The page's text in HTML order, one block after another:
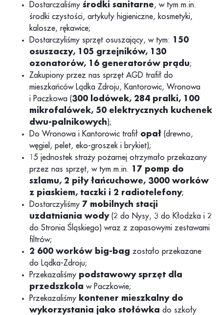
Dostarczaliśmy środki sanitarne, w tym m.in.
środki czystości, artykuły higieniczne, kosmetyki,
kalosze, rękawice;
Dostarczyliśmy sprzęt osuszający, w tym: 150
osuszaczy, 105 grzejników, 130
ozonatorów, 16 generatorów prądu;
Zakupiony przez nas sprzęt AGD trafił do
mieszkańców Lądka Zdroju, Kantorowic, Wronowa
i Paczkowa (300 lodówek, 284 pralki, 100
mikrofalówek, 50 elektrycznych kuchenek
dwu-palnikowych);
Do Wronowa i Kantorowic trafił opał (drewno,
węgiel, pelet, eko-groszek i brykiet);
15 jednostek straży pożarnej otrzymało przekazany
przez nas sprzęt, w tym m.in. 17 pomp do
szlamu, 2 piły łańcuchowe, 3000 worków
z piaskiem, taczki i 2 radiotelefony;
Dostarczyliśmy 7 mobilnych stacji
uzdatniania wody(2 do Nysy, 3 do Kłodzka i 2
do Stronia Śląskiego) wraz z zapasowymi zestawami
filtrów;
2 600 worków big-bag zostało przekazane
do Lądka-Zdroju;
Przekazaliśmy podstawowy sprzęt dla
przedszkola w Paczkowie;
Przekazaliśmy kontener mieszkalny do
wykorzystania jako stołówka do szkoły